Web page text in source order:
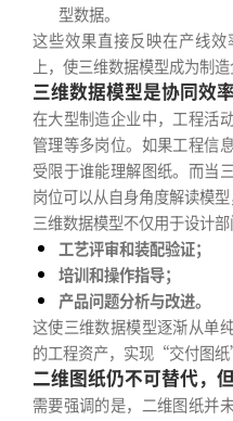
型数据。
这些效果直接反映在产线
上，使三维数据模型成为制
三维数据模型是协同效
在大型制造企业中，工程活
管理等多岗位。如果工程信
受限于谁能理解图纸。而当
岗位可以从自身角度解读模型
三维数据模型不仅用于设计部
工艺评审和装配验证；
培训和操作指导；
产品问题分析与改进。
这使三维数据模型逐渐从单
的工程资产，实现“交付图
二维图纸仍不可替代，
需要强调的是，二维图纸并